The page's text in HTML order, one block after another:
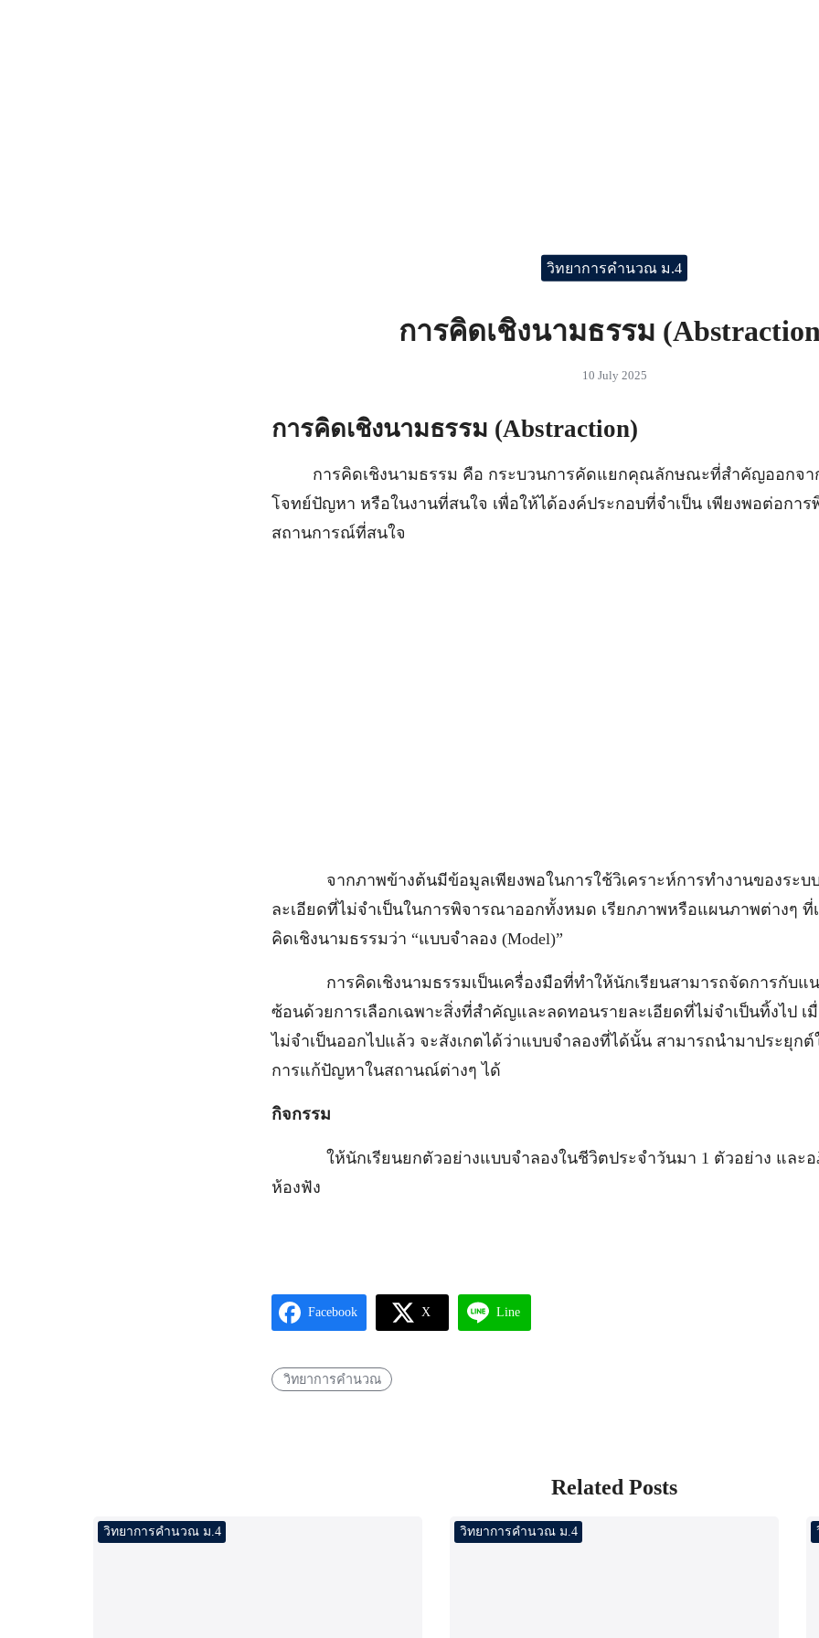
วิทยาการคำนวณ ม.4
การคิดเชิงนามธรรม
10 July 2025
การคิดเชิงนามธรรม (Abstraction)
การคิดเชิงนามธรรม คือ กระบวนการคัดแยกคุณลักษณะที่สำคัญออกจาก
โจทย์ปัญหา หรือในงานที่สนใจ เพื่อให้ได้องค์ประกอบที่จำเป็น เพียงพอต่อกา
สถานการณ์ที่สนใจ
จากภาพข้างต้นมีข้อมูลเพียงพอในการใช้วิเคราะห์การทำงานของระบ
ละเอียดที่ไม่จำเป็นในการพิจารณาออกทั้งหมด เรียกภาพหรือแผนภาพต่างๆ ที่
คิดเชิงนามธรรมว่า “แบบจำลอง (Model)”
การคิดเชิงนามธรรมเป็นเครื่องมือที่ทำให้นักเรียนสามารถจัดการกับแ
ซ้อนด้วยการเลือกเฉพาะสิ่งที่สำคัญและลดทอนรายละเอียดที่ไม่จำเป็นทิ้งไป เ
ไม่จำเป็นออกไปแล้ว จะสังเกตได้ว่าแบบจำลองที่ได้นั้น สามารถนำมาประยุก
การแก้ปัญหาในสถานณ์ต่างๆ ได้
กิจกรรม
ให้นักเรียนยกตัวอย่างแบบจำลองในชีวิตประจำวันมา 1 ตัวอย่าง และอ
ห้องฟัง
Facebook X Line
วิทยาการคำนวณ
Related Posts
วิทยาการคำนวณ ม.4 วิทยาการคำนวณ ม.4